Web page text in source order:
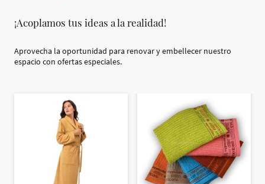
¡Acoplamos tus ideas a la realidad!
Aprovecha la oportunidad para renovar y embellecer nuestro
espacio con ofertas especiales.